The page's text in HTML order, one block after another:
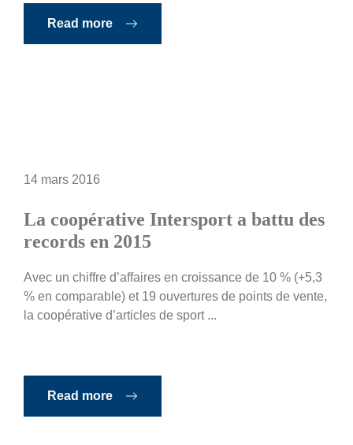
Read more
14 mars 2016
La coopérative Intersport a battu des
records en 2015
Avec un chiffre d’affaires en croissance de 10 % (+5,3
% en comparable) et 19 ouvertures de points de vente,
la coopérative d’articles de sport ...
Read more